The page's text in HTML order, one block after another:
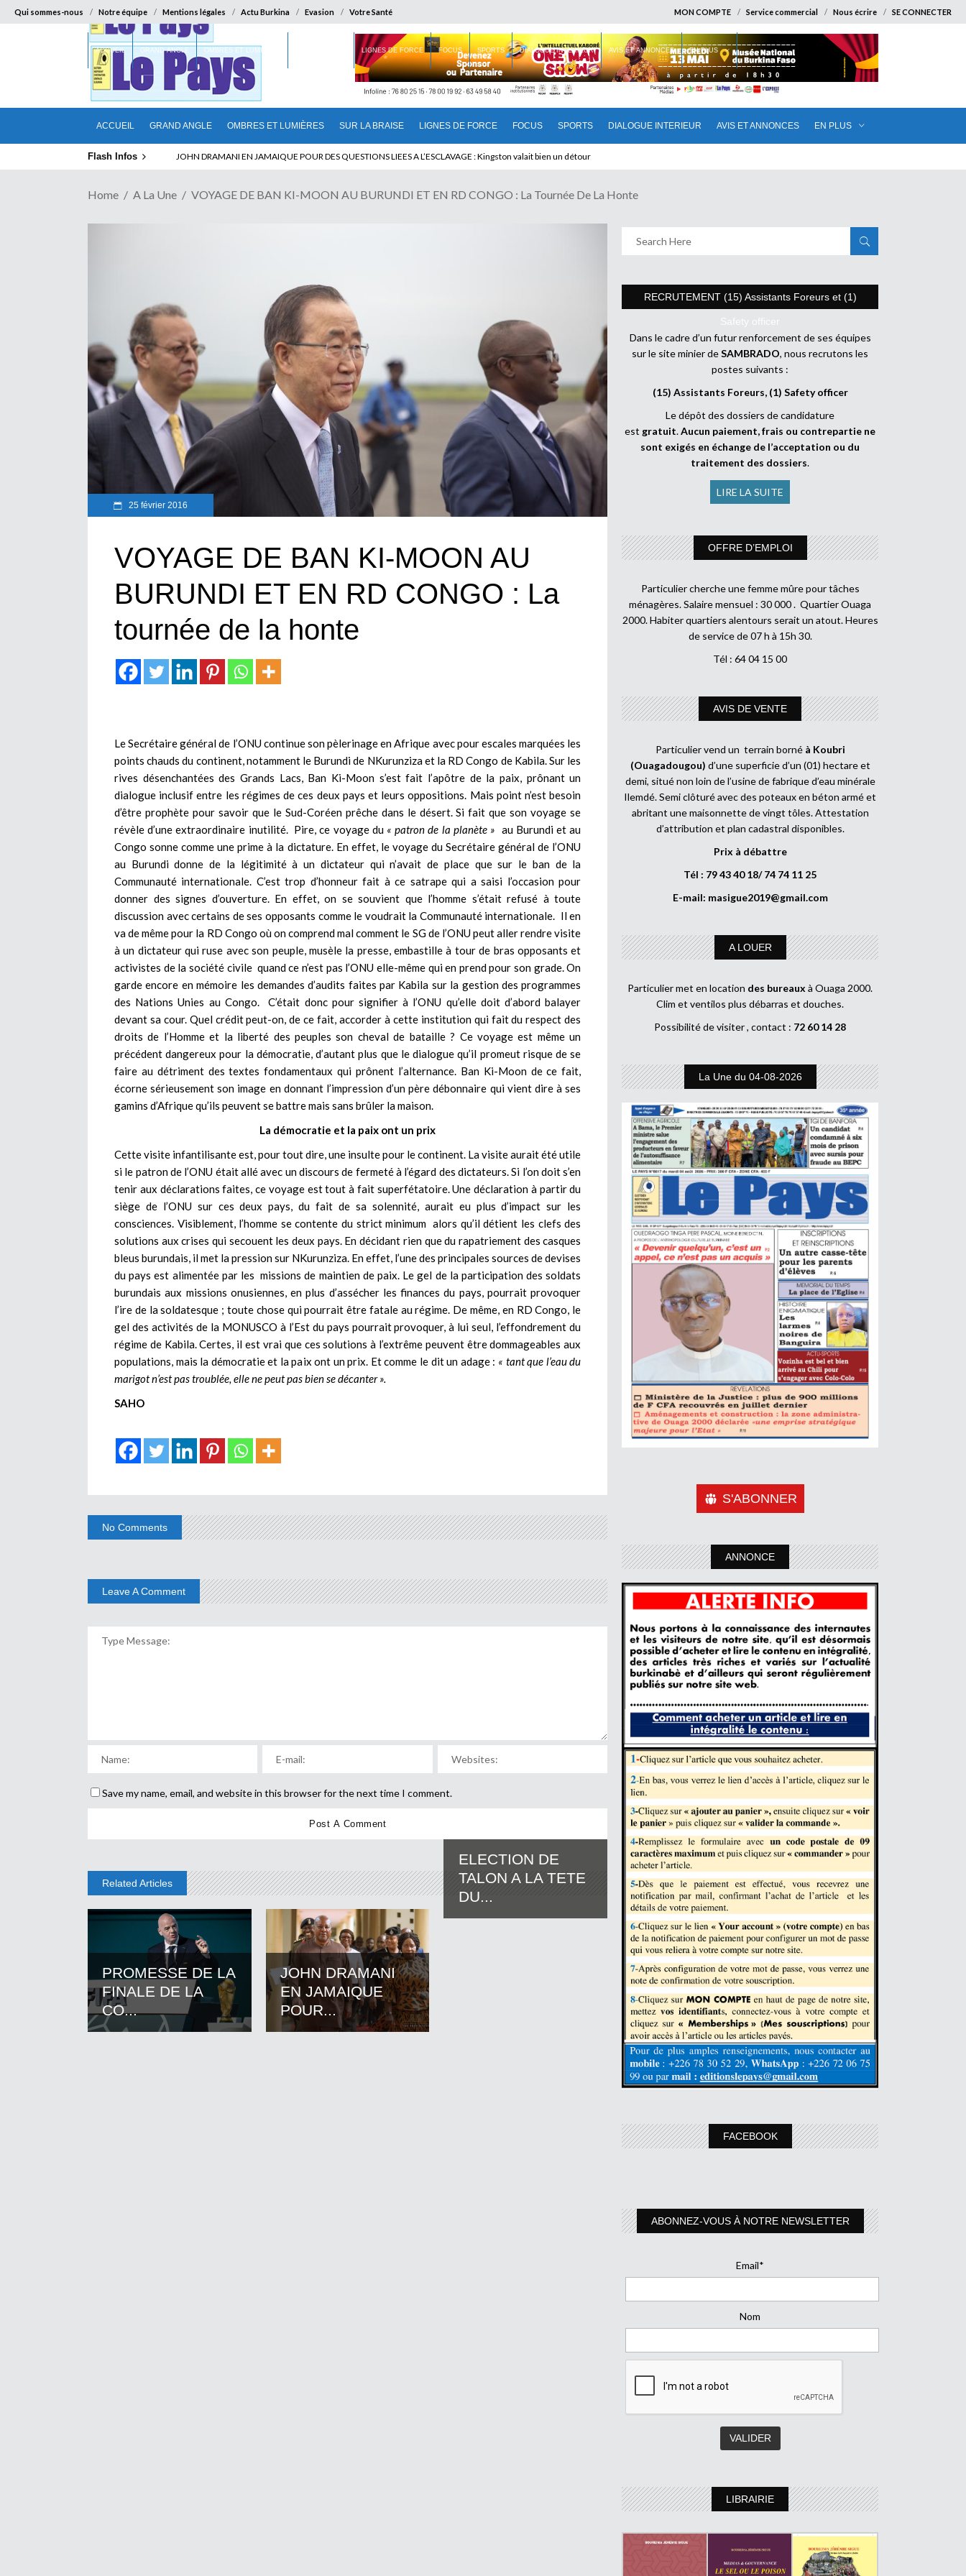
Qui sommes-nous Notre équipe Mentions légales Actu Burkina Evasion Votre Santé MON COMPTE Service commercial Nous écrire SE CONNECTER
ACCUEIL GRAND ANGLE OMBRES ET LUMIÈRES SUR LA BRAISE LIGNES DE FORCE FOCUS SPORTS DIALOGUE INTERIEUR AVIS ET ANNONCES EN PLUS
ACCUEIL GRAND ANGLE OMBRES ET LUMIÈRES LIGNES DE FORCE FOCUS SPORTS DIALOGUE INTERIEUR AVIS ET ANNONCES EN PLUS
Flash Infos ELECTION DE TALON A LA TETE DU SENAT BENINOIS : Quand Patrice quitte le pouvoir sans partir !
Home A La Une VOYAGE DE BAN KI-MOON AU BURUNDI ET EN RD CONGO : La Tournée De La Honte
25 février 2016
VOYAGE DE BAN KI-MOON AU
BURUNDI ET EN RD CONGO : La
tournée de la honte
Le Secrétaire général de l’ONU continue son pèlerinage en Afrique avec pour escales marquées les
points chauds du continent, notamment le Burundi de NKurunziza et la RD Congo de Kabila. Sur les
rives désenchantées des Grands Lacs, Ban Ki-Moon s’est fait l’apôtre de la paix, prônant un
dialogue inclusif entre les régimes de ces deux pays et leurs oppositions. Mais point n’est besoin
d’être prophète pour savoir que le Sud-Coréen prêche dans le désert. Si fait que son voyage se
révèle d’une extraordinaire inutilité. Pire, ce voyage du « patron de la planète » au Burundi et au
Congo sonne comme une prime à la dictature. En effet, le voyage du Secrétaire général de l’ONU
au Burundi donne de la légitimité à un dictateur qui n’avait de place que sur le ban de la
Communauté internationale. C’est trop d’honneur fait à ce satrape qui a saisi l’occasion pour
donner des signes d’ouverture. En effet, on se souvient que l’homme s’était refusé à toute
discussion avec certains de ses opposants comme le voudrait la Communauté internationale. Il en
va de même pour la RD Congo où on comprend mal comment le SG de l’ONU peut aller rendre visite
à un dictateur qui ruse avec son peuple, musèle la presse, embastille à tour de bras opposants et
activistes de la société civile quand ce n’est pas l’ONU elle-même qui en prend pour son grade. On
garde encore en mémoire les demandes d’audits faites par Kabila sur la gestion des programmes
des Nations Unies au Congo. C’était donc pour signifier à l’ONU qu’elle doit d’abord balayer
devant sa cour. Quel crédit peut-on, de ce fait, accorder à cette institution qui fait du respect des
droits de l’Homme et la liberté des peuples son cheval de bataille ? Ce voyage est même un
précédent dangereux pour la démocratie, d’autant plus que le dialogue qu’il promeut risque de se
faire au détriment des textes fondamentaux qui prônent l’alternance. Ban Ki-Moon de ce fait,
écorne sérieusement son image en donnant l’impression d’un père débonnaire qui vient dire à ses
gamins d’Afrique qu’ils peuvent se battre mais sans brûler la maison.
La démocratie et la paix ont un prix
Cette visite infantilisante est, pour tout dire, une insulte pour le continent. La visite aurait été utile
si le patron de l’ONU était allé avec un discours de fermeté à l’égard des dictateurs. Si l’on doit s’en
tenir aux déclarations faites, ce voyage est tout à fait superfétatoire. Une déclaration à partir du
siège de l’ONU sur ces deux pays, du fait de sa solennité, aurait eu plus d’impact sur les
consciences. Visiblement, l’homme se contente du strict minimum alors qu’il détient les clefs des
solutions aux crises qui secouent les deux pays. En décidant rien que du rapatriement des casques
bleus burundais, il met la pression sur NKurunziza. En effet, l’une des principales sources de devises
du pays est alimentée par les missions de maintien de paix. Le gel de la participation des soldats
burundais aux missions onusiennes, en plus d’assécher les finances du pays, pourrait provoquer
l’ire de la soldatesque ; toute chose qui pourrait être fatale au régime. De même, en RD Congo, le
gel des activités de la MONUSCO à l’Est du pays pourrait provoquer, à lui seul, l’effondrement du
régime de Kabila. Certes, il est vrai que ces solutions à l’extrême peuvent être dommageables aux
populations, mais la démocratie et la paix ont un prix. Et comme le dit un adage : « tant que l’eau du
marigot n’est pas troublée, elle ne peut pas bien se décanter ».
SAHO
No Comments
Leave A Comment
Save my name, email, and website in this browser for the next time I comment.
Related Articles
PROMESSE DE LA
FINALE DE LA
CO...
JOHN DRAMANI
EN JAMAIQUE
POUR...
ELECTION DE
TALON A LA TETE
DU...
RECRUTEMENT (15) Assistants Foreurs et (1)
Safety officer
Dans le cadre d’un futur renforcement de ses équipes
sur le site minier deSAMBRADO, nous recrutons les
postes suivants :
(15) Assistants Foreurs, (1) Safety officer
Le dépôt des dossiers de candidature
est gratuit.Aucun paiement, frais ou contrepartie ne
sont exigés en échange de l’acceptation ou du
traitement des dossiers.
LIRE LA SUITE
OFFRE D’EMPLOI
Particulier cherche une femme mûre pour tâches
ménagères. Salaire mensuel : 30 000 . Quartier Ouaga
2000. Habiter quartiers alentours serait un atout. Heures
de service de 07 h à 15h 30.
Tél : 64 04 15 00
AVIS DE VENTE
Particulier vend un terrain borné à Koubri
(Ouagadougou) d’une superficie d’un (01) hectare et
demi, situé non loin de l’usine de fabrique d’eau minérale
Ilemdé. Semi clôturé avec des poteaux en béton armé et
abritant une maisonnette de vingt tôles. Attestation
d’attribution et plan cadastral disponibles.
Prix à débattre
Tél : 79 43 40 18/ 74 74 11 25
E-mail: masigue2019@gmail.com
A LOUER
Particulier met en location des bureaux à Ouaga 2000.
Clim et ventilos plus débarras et douches.
Possibilité de visiter , contact : 72 60 14 28
La Une du 04-08-2026
S'ABONNER
ANNONCE
FACEBOOK
ABONNEZ-VOUS À NOTRE NEWSLETTER
Email*
Nom
LIBRAIRIE